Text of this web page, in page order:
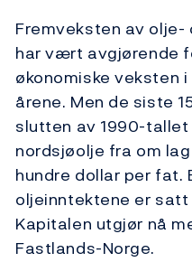
Fremveksten av
har vært avgjørende
økonomiske veksten
årene. Men de siste
slutten av 1990-
nordsjøolje fra om
hundre dollar per fat.
oljeinntektene er
Kapitalen utgjør nå
Fastlands-Norge.